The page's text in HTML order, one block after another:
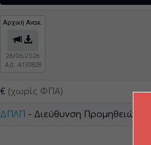
Αρχική Ανακ.
26/06/2026
ΑΔ: A130828
€ (χωρίς ΦΠΑ)
ΔΠΛΠ - Διεύθυνση Προμηθειών